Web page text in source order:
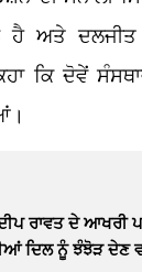
ਹੈ ਅਤੇ
ਕਿ ਦੋਵੇਂ
ਰਾਵਤ ਦੇ ਆਖਰੀ
ਦਿਲ ਨੂੰ ਝੰਝੋੜ ਦੇਣ